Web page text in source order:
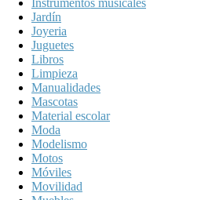
Jardín
Joyeria
Juguetes
Libros
Limpieza
Manualidades
Mascotas
Material escolar
Moda
Modelismo
Motos
Móviles
Movilidad